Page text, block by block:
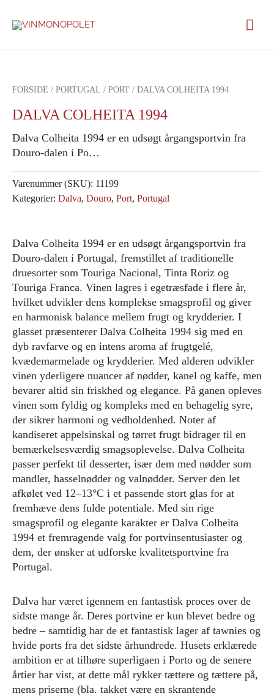
FORSIDE / PORTUGAL / PORT / DALVA COLHEITA 1994
DALVA COLHEITA 1994
Dalva Colheita 1994 er en udsøgt årgangsportvin fra
Douro-dalen i Po…
Varenummer (SKU): 11199
Kategorier: Dalva, Douro, Port, Portugal
Dalva Colheita 1994 er en udsøgt årgangsportvin fra
Douro-dalen i Portugal, fremstillet af traditionelle
druesorter som Touriga Nacional, Tinta Roriz og
Touriga Franca. Vinen lagres i egetræsfade i flere år,
hvilket udvikler dens komplekse smagsprofil og giver
en harmonisk balance mellem frugt og krydderier. I
glasset præsenterer Dalva Colheita 1994 sig med en
dyb ravfarve og en intens aroma af frugtgelé,
kvædemarmelade og krydderier. Med alderen udvikler
vinen yderligere nuancer af nødder, kanel og kaffe, men
bevarer altid sin friskhed og elegance. På ganen opleves
vinen som fyldig og kompleks med en behagelig syre,
der sikrer harmoni og vedholdenhed. Noter af
kandiseret appelsinskal og tørret frugt bidrager til en
bemærkelsesværdig smagsoplevelse. Dalva Colheita
passer perfekt til desserter, især dem med nødder som
mandler, hasselnødder og valnødder. Server den let
afkølet ved 12–13°C i et passende stort glas for at
fremhæve dens fulde potentiale. Med sin rige
smagsprofil og elegante karakter er Dalva Colheita
1994 et fremragende valg for portvinsentusiaster og
dem, der ønsker at udforske kvalitetsportvine fra
Portugal.
Dalva har været igennem en fantastisk proces over de
sidste mange år. Deres portvine er kun blevet bedre og
bedre – samtidig har de et fantastisk lager af tawnies og
hvide ports fra det sidste århundrede. Husets erklærede
ambition er at tilhøre superligaen i Porto og de senere
årtier har vist, at dette mål rykker tættere og tættere på,
mens priserne (bla. takket være en skrantende